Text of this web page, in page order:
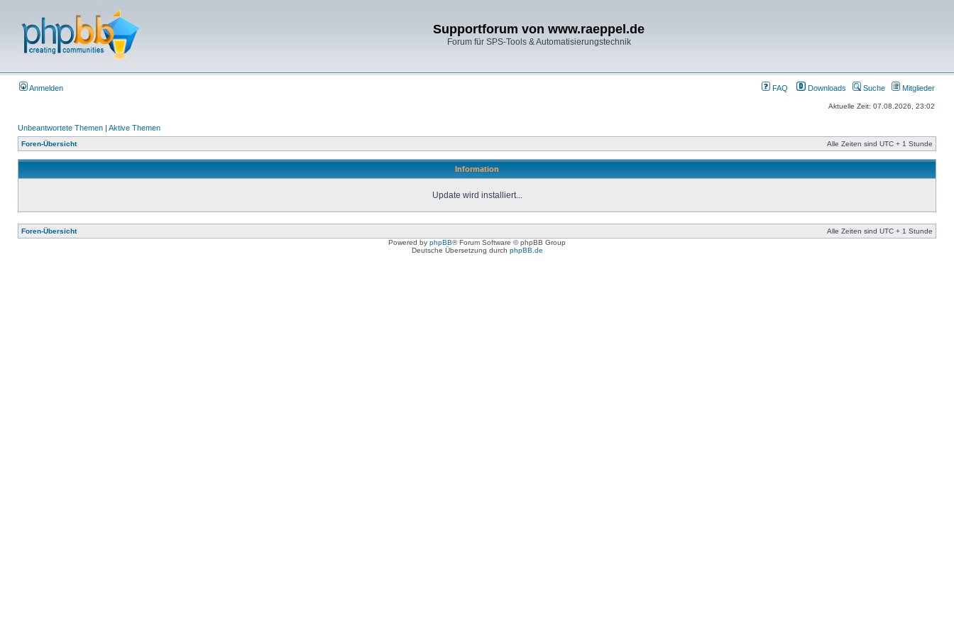
Supportforum von www.raeppel.de
Forum für SPS-Tools & Automatisierungstechnik
Anmelden FAQ Downloads Suche Mitglieder
Aktuelle Zeit: 07.08.2026, 23:02
Unbeantwortete Themen | Aktive Themen
Foren-Übersicht Alle Zeiten sind UTC + 1 Stunde
Information
Update wird installiert...
Foren-Übersicht
Alle Zeiten sind UTC + 1 Stunde
Powered by phpBB® Forum Software © phpBB Group
Deutsche Übersetzung durch phpBB.de